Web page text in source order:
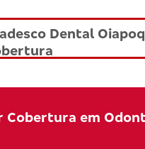
Dental
Cobertura em